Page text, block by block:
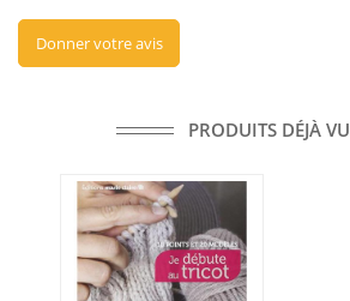
Donner votre avis
PRODUITS DÉJÀ VU